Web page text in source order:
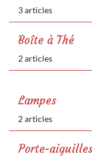
3 articles
Boîte à Thé
2 articles
Lampes
2 articles
Porte-